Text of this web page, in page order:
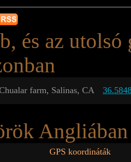
és az utolsó
farm, Salinas, CA
Angliában
GPS koordináták